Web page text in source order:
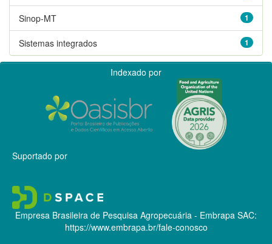
1
Sinop-MT
1
Sistemas integrados
Indexado por
Suportado por
Empresa Brasileira de Pesquisa Agropecuária - Embrapa SAC:
https://www.embrapa.br/fale-conosco